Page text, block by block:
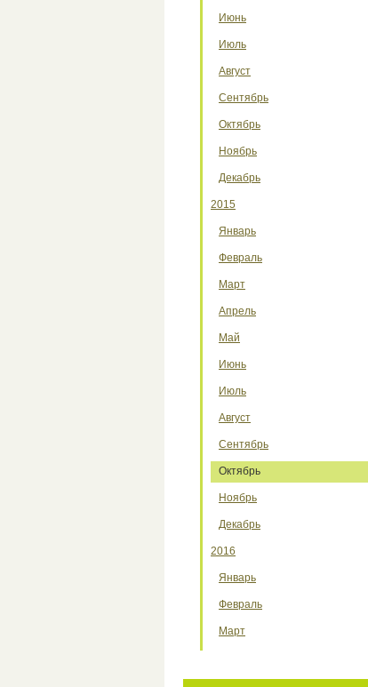
Июнь
Июль
Август
Сентябрь
Октябрь
Ноябрь
Декабрь
2015
Январь
Февраль
Март
Апрель
Май
Июнь
Июль
Август
Сентябрь
Октябрь
Ноябрь
Декабрь
2016
Январь
Февраль
Март